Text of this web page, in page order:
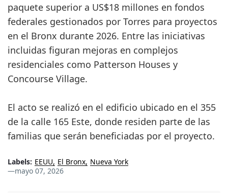
paquete superior a US$18 millones en fondos
federales gestionados por Torres para proyectos
en el Bronx durante 2026. Entre las iniciativas
incluidas figuran mejoras en complejos
residenciales como Patterson Houses y
Concourse Village.
El acto se realizó en el edificio ubicado en el 355
de la calle 165 Este, donde residen parte de las
familias que serán beneficiadas por el proyecto.
Labels: EEUU El Bronx Nueva York
—mayo 07, 2026